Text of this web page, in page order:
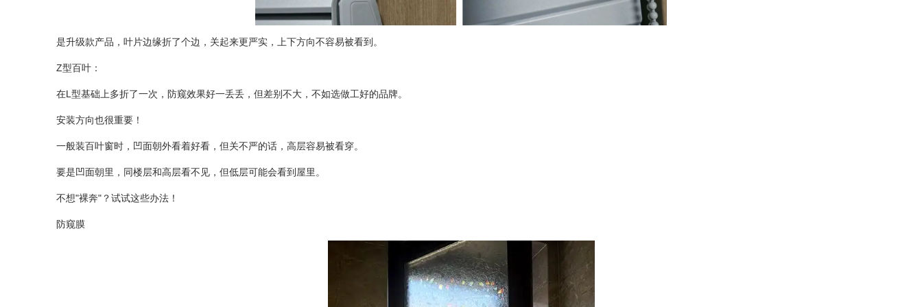
是升级款产品，叶片边缘折了个边，关起来更严实，上下方向不容易被看到。
Z型百叶：
在L型基础上多折了一次，防窥效果好一丢丢，但差别不大，不如选做工好的品牌。
安装方向也很重要！
一般装百叶窗时，凹面朝外看着好看，但关不严的话，高层容易被看穿。
要是凹面朝里，同楼层和高层看不见，但低层可能会看到屋里。
不想"裸奔"？试试这些办法！
防窥膜